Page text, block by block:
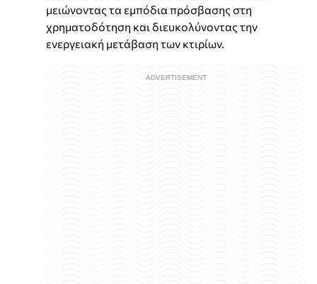
μειώνοντας τα εμπόδια πρόσβασης στη
χρηματοδότηση και διευκολύνοντας την
ενεργειακή μετάβαση των κτιρίων.